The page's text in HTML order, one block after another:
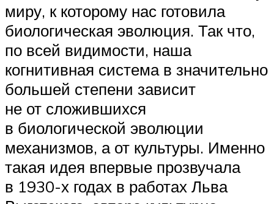
миру, к которому нас готовила
биологическая эволюция. Так что,
по всей видимости, наша
когнитивная система в значительно
большей степени зависит
не от сложившихся
в биологической эволюции
механизмов, а от культуры. Именно
такая идея впервые прозвучала
в 1930-х годах в работах Льва